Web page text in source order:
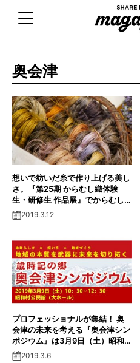
奥会津
想いで紡いだ糸で作り上げる美し
さ。『第25期 からむし織体験
生・研修生 作品展』でからむし
織を堪能！
2019.3.12
プロフェッショナルが集結！ 奥
会津の未来を考える『奥会津シン
ポジウム』は3月9日（土）昭和
村公民館で開催！
2019.3.6